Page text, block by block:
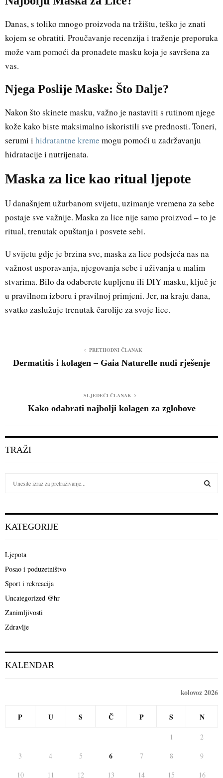
Danas, s toliko mnogo proizvoda na tržištu, teško je znati
kojem se obratiti. Proučavanje recenzija i traženje preporuka
može vam pomoći da pronađete masku koja je savršena za
vas.
Njega Poslije Maske: Što Dalje?
Nakon što skinete masku, važno je nastaviti s rutinom njege
kože kako biste maksimalno iskoristili sve prednosti. Toneri,
serumi i hidratantne kreme mogu pomoći u zadržavanju
hidratacije i nutrijenata.
Maska za lice kao ritual ljepote
U današnjem užurbanom svijetu, uzimanje vremena za sebe
postaje sve važnije. Maska za lice nije samo proizvod – to je
ritual, trenutak opuštanja i posvete sebi.
U svijetu gdje je brzina sve, maska za lice podsjeća nas na
važnost usporavanja, njegovanja sebe i uživanja u malim
stvarima. Bilo da odaberete kupljenu ili DIY masku, ključ je
u pravilnom izboru i pravilnoj primjeni. Jer, na kraju dana,
svatko zaslužuje trenutak čarolije za svoje lice.
PRETHODNI ČLANAK
Dermatitis i kolagen – Gaia Naturelle nudi rješenje
SLJEDEĆI ČLANAK
Kako odabrati najbolji kolagen za zglobove
TRAŽI
h
o
:
KATEGORIJE
Ljepota
Posao i poduzetništvo
Sport i rekreacija
Uncategorized @hr
Zanimljivosti
Zdravlje
KALENDAR
kolovoz 2026
P U S Č P S N
1
2
3
4 5 6 7 8
9
10
11 12 13 14 15 16